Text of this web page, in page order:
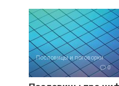
Пословицы и поговорки
0